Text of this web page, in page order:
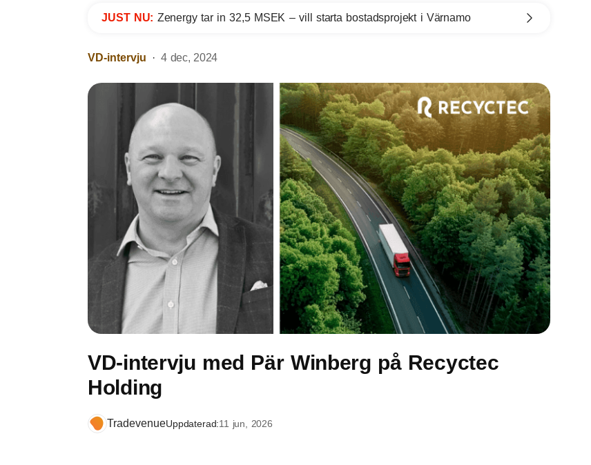
JUST NU: Zenergy tar in 32,5 MSEK – vill starta bostadsprojekt i Värnamo
VD-intervju 4 dec, 2024
VD-intervju med Pär Winberg på Recyctec
Holding
TradevenueUppdaterad:11 jun, 2026